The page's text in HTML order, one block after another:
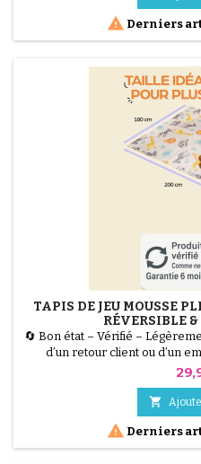
antimicrobien spécial
 Derniers
TAPIS DE JEU MOUSSE
RÉVERSIBLE
🔄 Bon état – Vérifié –
d’un retour client ou d’un
techniciens et 100 %
180 cm). Fabriqué en mousse
amortit les chutes
Prix

 Derniers